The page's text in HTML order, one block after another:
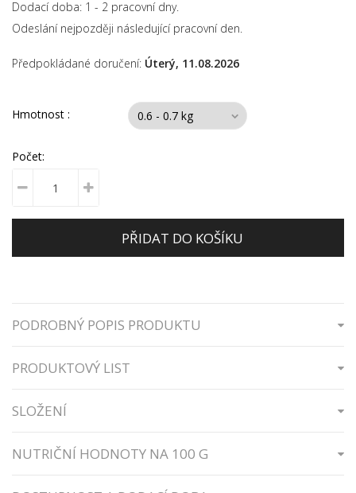
Dodací doba: 1 - 2 pracovní dny.
Odeslání nejpozději následující pracovní den.
Předpokládané doručení: Úterý, 11.08.2026
Hmotnost :
Počet:
PŘIDAT DO KOŠÍKU
PODROBNÝ POPIS PRODUKTU
PRODUKTOVÝ LIST
SLOŽENÍ
NUTRIČNÍ HODNOTY NA 100 G